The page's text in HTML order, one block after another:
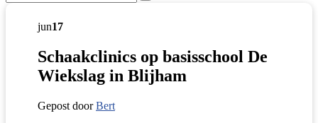
jun17
Schaakclinics op basisschool De
Wiekslag in Blijham
Gepost doorBert